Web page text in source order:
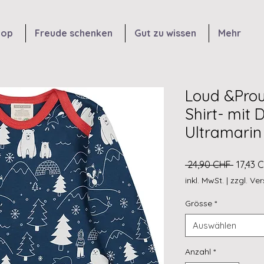
Freude schenken Gut zu wissen Mehr
Loud
Shirt- mit
Ultramarin
24,90 CHF 17,43
inkl. MwSt. | zzgl.
Grösse *
Auswählen
Anzahl *